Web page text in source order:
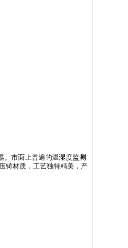
。市面上普遍的温湿度监测
铸材质，工艺独特精美，产